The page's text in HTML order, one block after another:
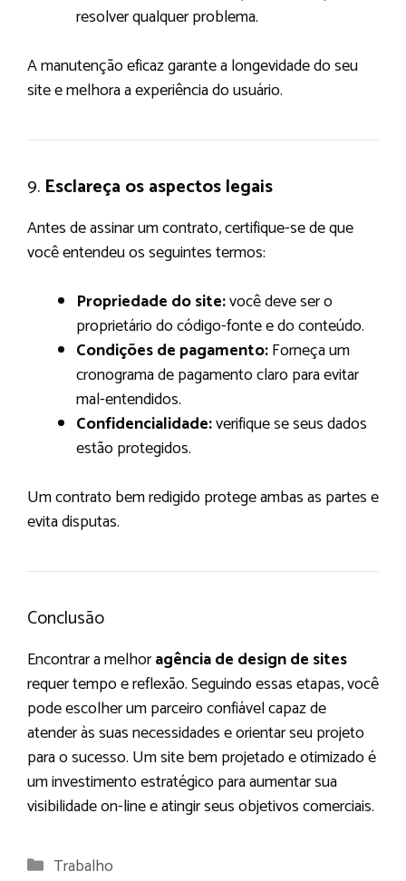
resolver qualquer problema.
A manutenção eficaz garante a longevidade do seu
site e melhora a experiência do usuário.
9. Esclareça os aspectos legais
Antes de assinar um contrato, certifique-se de que
você entendeu os seguintes termos:
Propriedade do site:você deve ser o
proprietário do código-fonte e do conteúdo.
Condições de pagamento:Forneça um
cronograma de pagamento claro para evitar
mal-entendidos.
Confidencialidade:verifique se seus dados
estão protegidos.
Um contrato bem redigido protege ambas as partes e
evita disputas.
Conclusão
Encontrar a melhoragência de designde sites
requer tempo e reflexão. Seguindo essas etapas, você
pode escolher um parceiro confiável capaz de
atender às suas necessidades e orientar seu projeto
para o sucesso. Um site bem projetado e otimizado é
um investimento estratégico para aumentar sua
visibilidade on-line e atingir seus objetivos comerciais.
Categorias
Trabalho